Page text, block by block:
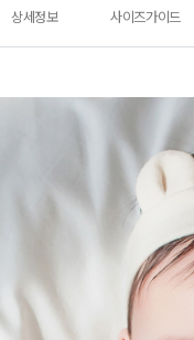
상세정보 사이즈가이드